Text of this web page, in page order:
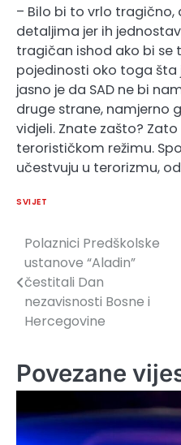
– Bilo bi to vrlo
detaljima jer ih
tragičan ishod ako bi se
pojedinosti oko toga šta
jasno je da SAD ne bi
druge strane, namjerno
vidjeli. Znate zašto?
terorističkom režimu.
učestvuju u terorizmu,
SVIJET
Navigacija
članaka
Polaznici Predškolske
ustanove “Aladin”
čestitali Dan
nezavisnosti Bosne i
Hercegovine
Povezane